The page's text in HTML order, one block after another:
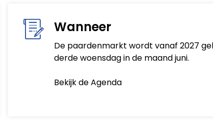
Wanneer
De paardenmarkt wordt vanaf 2027
derde woensdag in de maand juni.
Bekijk de Agenda